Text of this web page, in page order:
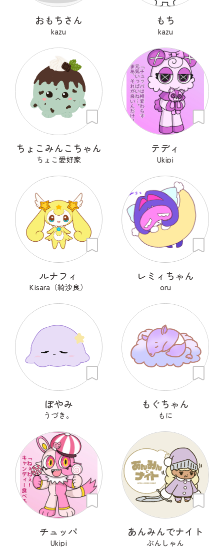
おもちさん
kazu
もち
kazu
ちょこみんこちゃん
ちょこ愛好家
テディ
Ukipi
ルナフィ
Kisara（綺沙良）
レミィちゃん
oru
ぽやみ
うづき。
もぐちゃん
もに
チュッパ
Ukipi
あんみんでナイト
ぶんしゃん